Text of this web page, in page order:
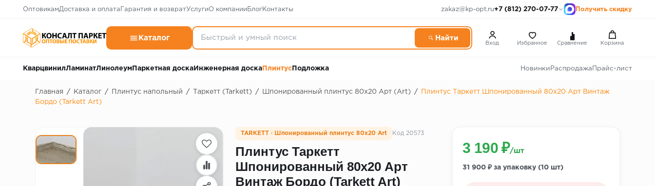
ОптовикамДоставка и оплата Гарантия и возвратУслугиО компании БлогКонтакты zakaz@kp-opt.ru+7 (812) 270-07-77 Получить скидку
Каталог
Вход Избранное Сравнение Корзина
КварцвинилЛаминатЛинолеум Паркетная доска Инженерная доска Плинтус Подложка Новинки Распродажа Прайс-лист
Главная / Каталог / Плинтус напольный / Таркетт (Tarkett) / Шпонированный плинтус 80х20 Арт (Art) /
Плинтус Таркетт Шпонированный 80х20 Арт Винтаж
Бордо (Tarkett Art)
TARKETT · Шпонированный плинтус 80х20 Art Код 20573
Плинтус Таркетт
Шпонированный 80х20 Арт
Винтаж Бордо (Tarkett Art)
3 190 ₽/шт
31 900 ₽ за упаковку (10 шт)